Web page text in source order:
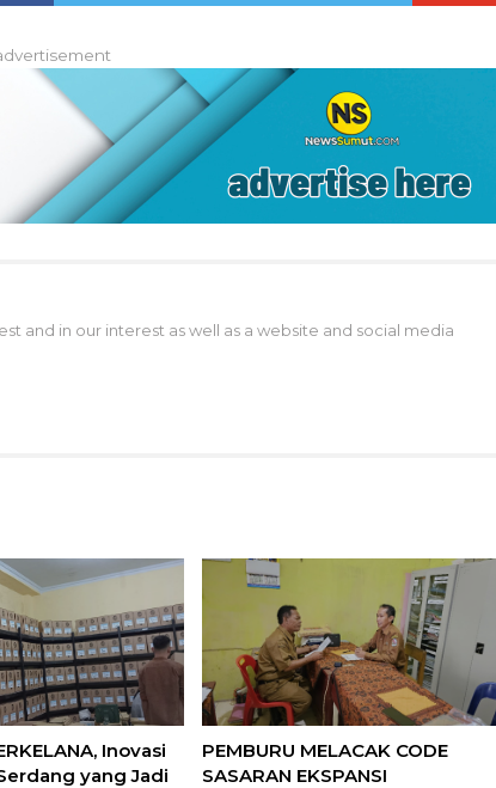
and in our interest as well as a website and social media
Inovasi
yang Jadi
PEMBURU MELACAK CODE
SASARAN EKSPANSI